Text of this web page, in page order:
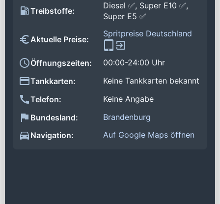
Treibstoffe:
Diesel ✅, Super E10 ✅,
Super E5 ✅
Aktuelle Preise:
Spritpreise Deutschland
Öffnungszeiten:
00:00-24:00 Uhr
Tankkarten:
Keine Tankkarten bekannt
Telefon:
Keine Angabe
Bundesland:
Brandenburg
Navigation:
Auf Google Maps öffnen